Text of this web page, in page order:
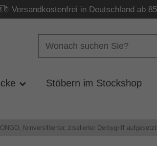
Versandkostenfrei in Deutschland ab
Stöbern im Stockshop
feinversilberter, ziselierter Derbygriff